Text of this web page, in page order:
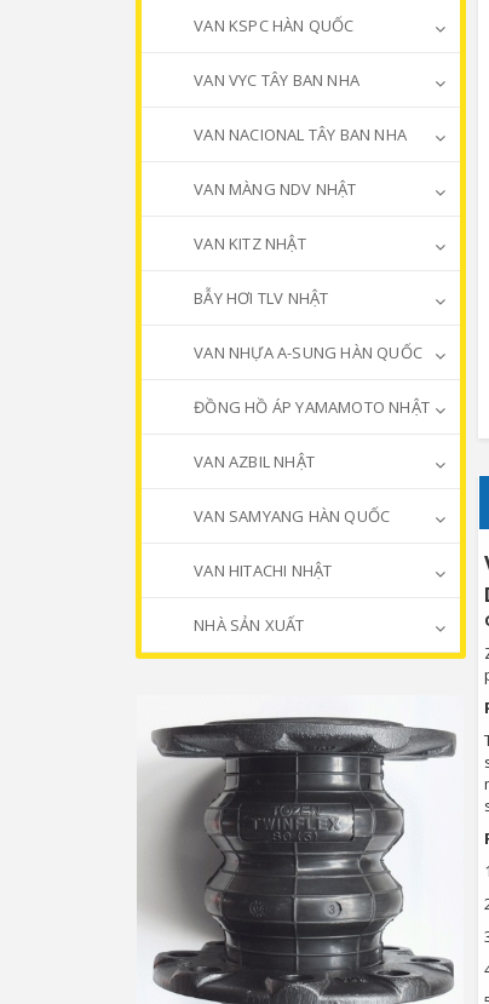
VAN KSPC HÀN QUỐC
VAN VYC TÂY BAN NHA
VAN NACIONAL TÂY BAN NHA
VAN MÀNG NDV NHẬT
VAN KITZ NHẬT
BẪY HƠI TLV NHẬT
VAN NHỰA A-SUNG HÀN QUỐC
ĐỒNG HỒ ÁP YAMAMOTO NHẬT
VAN AZBIL NHẬT
VAN SAMYANG HÀN QUỐC
VAN HITACHI NHẬT
NHÀ SẢN XUẤT